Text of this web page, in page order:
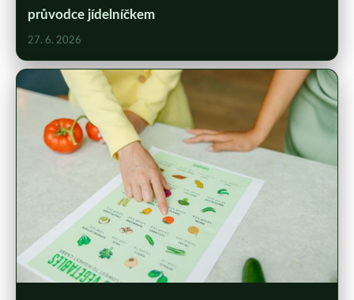
průvodce jídelníčkem
27. 6. 2026